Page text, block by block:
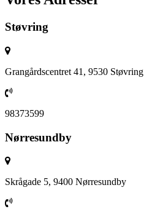
Støvring
Grangårdscentret 41, 9530 Støvring
98373599
Nørresundby
Skrågade 5, 9400 Nørresundby